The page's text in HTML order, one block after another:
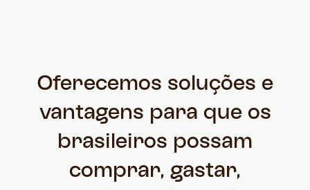
Oferecemos soluções e
vantagens para que os
brasileiros possam
comprar, gastar,